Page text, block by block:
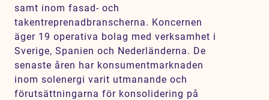
samt inom fasad- och
takentreprenadbranscherna. Koncernen
äger 19 operativa bolag med verksamhet i
Sverige, Spanien och Nederländerna. De
senaste åren har konsumentmarknaden
inom solenergi varit utmanande och
förutsättningarna för konsolidering på